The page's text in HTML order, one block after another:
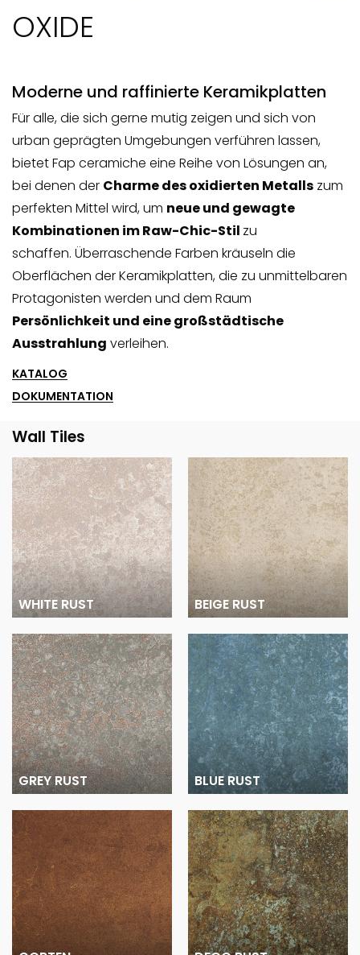
OXIDE
Moderne und raffinierte Keramikplatten
Für alle, die sich gerne mutig zeigen und sich von
urban geprägten Umgebungen verführen lassen,
bietet Fap ceramiche eine Reihe von Lösungen an,
bei denen der Charme des oxidierten Metalls zum
perfekten Mittel wird, um neue und gewagte
Kombinationen im Raw-Chic-Stil zu
schaffen. Überraschende Farben kräuseln die
Oberflächen der Keramikplatten, die zu unmittelbaren
Protagonisten werden und dem Raum
Persönlichkeit und eine großstädtische
Ausstrahlung verleihen.
KATALOG
DOKUMENTATION
Wall Tiles
WHITE RUST BEIGE RUST
GREY RUST BLUE RUST